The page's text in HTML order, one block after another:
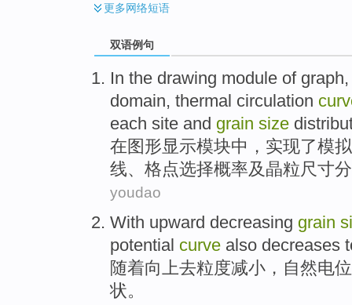
更多网络短语
双语例句
In the drawing module of graph
domain, thermal circulation
each site and grain size
在图形显示模块中，实现了模拟
线、格点选择概率及 晶粒尺寸
youdao
With upward decreasing grain
potential curve also decreases
随着向上去粒度减小 ，自然电位
状。